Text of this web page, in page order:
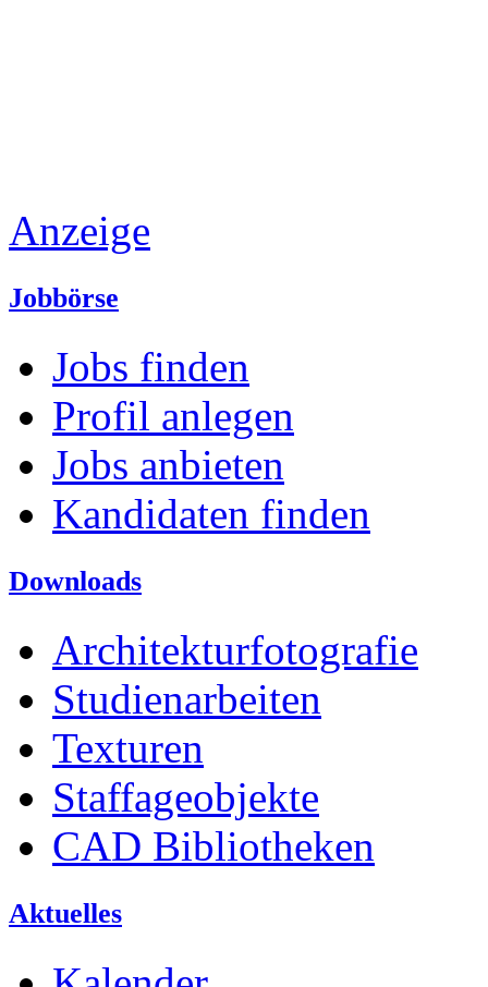
Anzeige
Jobbörse
Jobs finden
Profil anlegen
Jobs anbieten
Kandidaten finden
Downloads
Architekturfotografie
Studienarbeiten
Texturen
Staffageobjekte
CAD Bibliotheken
Aktuelles